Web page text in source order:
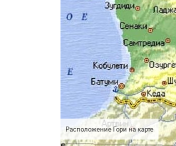
Расположение Гори на карте